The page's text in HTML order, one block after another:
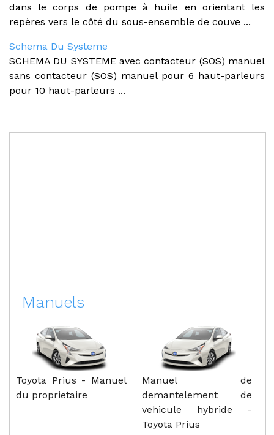
dans le corps de pompe à huile en orientant les
repères vers le côté du sous-ensemble de couve ...
Schema Du Systeme
SCHEMA DU SYSTEME avec contacteur (SOS) manuel
sans contacteur (SOS) manuel pour 6 haut-parleurs
pour 10 haut-parleurs ...
Manuels
Toyota Prius - Manuel
du proprietaire
Manuel de
demantelement de
vehicule hybride -
Toyota Prius